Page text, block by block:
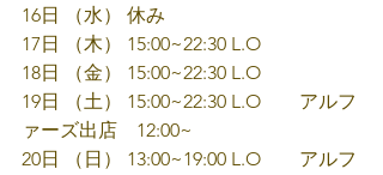
16日 （水） 休み
17日 （木） 15:00~22:30 L.O
18日 （金） 15:00~22:30 L.O
19日 （土） 15:00~22:30 L.O　　アルフ
ァーズ出店　12:00~
20日 （日） 13:00~19:00 L.O        アルフ